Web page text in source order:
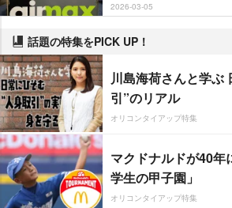
2026-03-05
話題の特集をPICK UP！
川島海荷さんと学ぶ
引”のリアル
オリコンタイアップ特集
マクドナルドが40年
学生の甲子園」
オリコンタイアップ特集